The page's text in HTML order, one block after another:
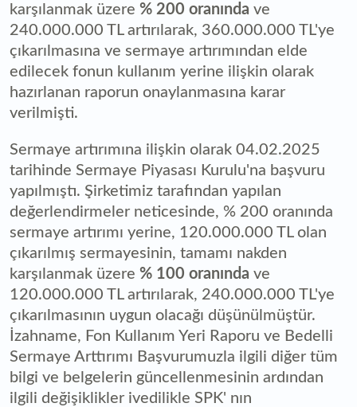
karşılanmak üzere % 200 oranında ve
240.000.000 TL artırılarak, 360.000.000 TL'ye
çıkarılmasına ve sermaye artırımından elde
edilecek fonun kullanım yerine ilişkin olarak
hazırlanan raporun onaylanmasına karar
verilmişti.
Sermaye artırımına ilişkin olarak 04.02.2025
tarihinde Sermaye Piyasası Kurulu'na başvuru
yapılmıştı. Şirketimiz tarafından yapılan
değerlendirmeler neticesinde, % 200 oranında
sermaye artırımı yerine, 120.000.000 TL olan
çıkarılmış sermayesinin, tamamı nakden
karşılanmak üzere % 100 oranında ve
120.000.000 TL artırılarak, 240.000.000 TL'ye
çıkarılmasının uygun olacağı düşünülmüştür.
İzahname, Fon Kullanım Yeri Raporu ve Bedelli
Sermaye Arttırımı Başvurumuzla ilgili diğer tüm
bilgi ve belgelerin güncellenmesinin ardından
ilgili değişiklikler ivedilikle SPK' nın